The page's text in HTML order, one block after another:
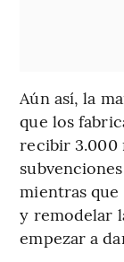
Aún así, la
que los
recibir 3.000
mientras
y remodelar
empezar a